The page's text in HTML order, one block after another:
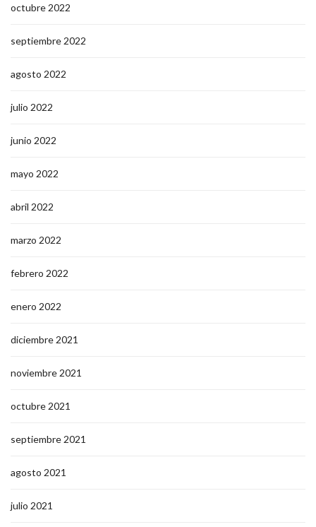
octubre 2022
septiembre 2022
agosto 2022
julio 2022
junio 2022
mayo 2022
abril 2022
marzo 2022
febrero 2022
enero 2022
diciembre 2021
noviembre 2021
octubre 2021
septiembre 2021
agosto 2021
julio 2021